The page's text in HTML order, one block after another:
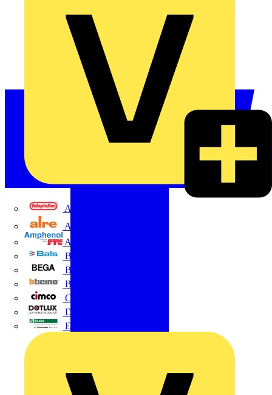
Adaptaflex
Alre
Amphenol FTG
BALS
Bega
Bticino
Cimco
DOTLUX GmbH
Elso